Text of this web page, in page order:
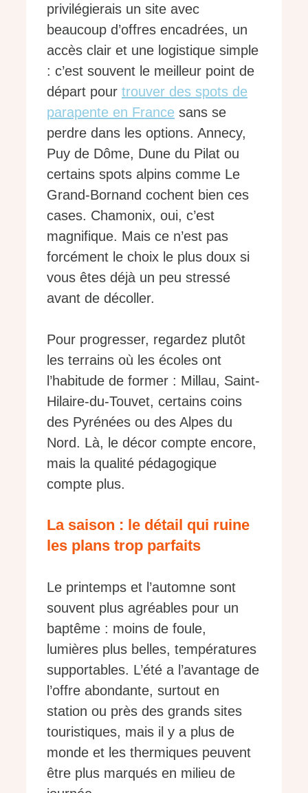
privilégierais un site avec
beaucoup d’offres encadrées, un
accès clair et une logistique simple
: c’est souvent le meilleur point de
départ pour trouver des spots de
parapente en France sans se
perdre dans les options. Annecy,
Puy de Dôme, Dune du Pilat ou
certains spots alpins comme Le
Grand-Bornand cochent bien ces
cases. Chamonix, oui, c’est
magnifique. Mais ce n’est pas
forcément le choix le plus doux si
vous êtes déjà un peu stressé
avant de décoller.
Pour progresser, regardez plutôt
les terrains où les écoles ont
l’habitude de former : Millau, Saint-
Hilaire-du-Touvet, certains coins
des Pyrénées ou des Alpes du
Nord. Là, le décor compte encore,
mais la qualité pédagogique
compte plus.
La saison : le détail qui ruine
les plans trop parfaits
Le printemps et l’automne sont
souvent plus agréables pour un
baptême : moins de foule,
lumières plus belles, températures
supportables. L’été a l’avantage de
l’offre abondante, surtout en
station ou près des grands sites
touristiques, mais il y a plus de
monde et les thermiques peuvent
être plus marqués en milieu de